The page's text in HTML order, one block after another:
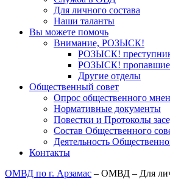
Для личного состава
Наши таланты
Вы можете помочь
Внимание, РОЗЫСК!
РОЗЫСК!
РОЗЫСК! пропавшие
Другие отделы
Общественный совет
Опрос общественного
Нормативные документы
Повестки и Протоколы
Состав Общественного
Деятельность
Контакты
ОМВД по г. Арзамас – ОМВД – Для